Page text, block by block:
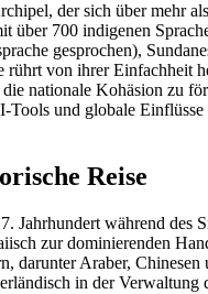
der sich über mehr
über 700 indigenen
gesprochen),
von ihrer Einfachheit
nationale Kohäsion zu
und globale
Reise
Jahrhundert während des
zur dominierenden
darunter Araber,
in der Verwaltung